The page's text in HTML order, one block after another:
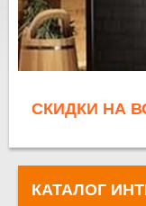
СКИДКИ НА
КАТАЛОГ